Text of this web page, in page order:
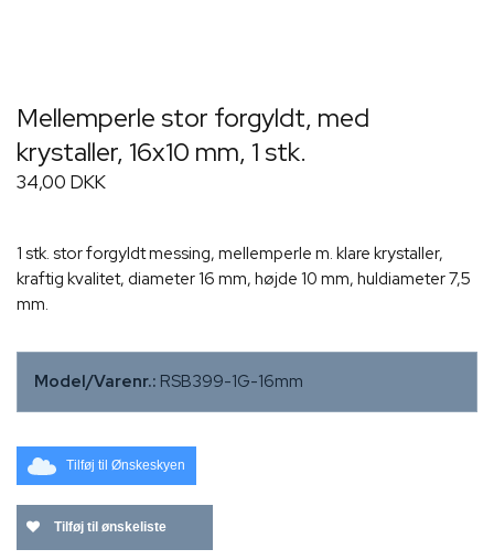
Mellemperle stor forgyldt, med
krystaller, 16x10 mm, 1 stk.
34,00 DKK
1 stk. stor forgyldt messing, mellemperle m. klare krystaller,
kraftig kvalitet, diameter 16 mm, højde 10 mm, huldiameter 7,5
mm.
Model/Varenr.: RSB399-1G-16mm
Tilføj til Ønskeskyen
Tilføj til ønskeliste